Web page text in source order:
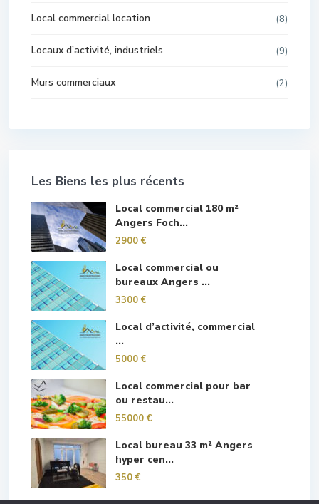
Local commercial location (8)
Locaux d’activité, industriels (9)
Murs commerciaux (2)
Les Biens les plus récents
Local commercial 180 m²
Angers Foch...
2900 €
Local commercial ou
bureaux Angers ...
3300 €
Local d’activité, commercial
...
5000 €
Local commercial pour bar
ou restau...
55000 €
Local bureau 33 m² Angers
hyper cen...
350 €